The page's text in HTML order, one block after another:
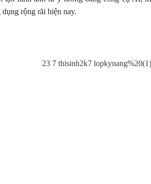
rộng rãi hiện nay.